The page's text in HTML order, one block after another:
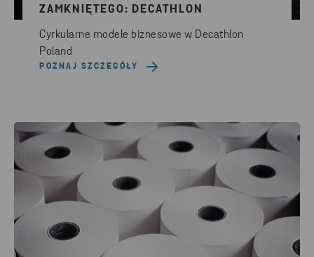
ZAMKNIĘTEGO: DECATHLON
Cyrkularne modele biznesowe w Decathlon
Poland
POZNAJ SZCZEGÓŁY